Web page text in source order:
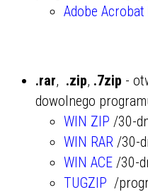
Adobe Acrobat
.rar, .zip, .7zip -
dowolnego
WIN ZIP /30-
WIN RAR /30-
WIN ACE /30-
TUGZIP /